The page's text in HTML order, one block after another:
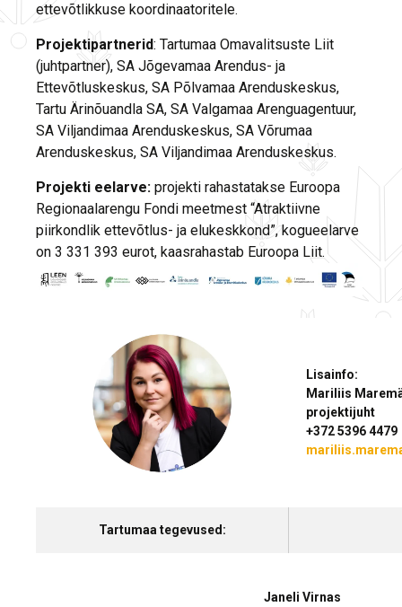
ettevõtlikkuse koordinaatoritele.
Projektipartnerid: Tartumaa Omavalitsuste Liit
(juhtpartner), SA Jõgevamaa Arendus- ja
Ettevõtluskeskus, SA Põlvamaa Arenduskeskus,
Tartu Ärinõuandla SA, SA Valgamaa Arenguagentuur,
SA Viljandimaa Arenduskeskus, SA Võrumaa
Arenduskeskus, SA Viljandimaa Arenduskeskus.
Projekti eelarve: projekti rahastatakse Euroopa
Regionaalarengu Fondi meetmest “Atraktiivne
piirkondlik ettevõtlus- ja elukeskkond”, kogueelarve
on 3 331 393 eurot, kaasrahastab Euroopa Liit.
Lisainfo:
Mariliis
projektijuht
+372 5396 4479
Tartumaa tegevused:
Janeli Virnas